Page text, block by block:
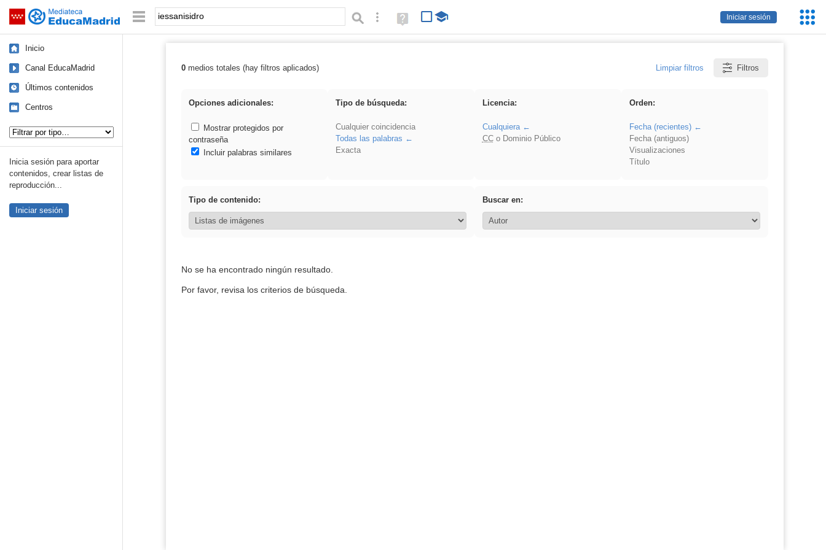
Saltar navegación
Iniciar sesión
Palabra o frase: Búsqueda avanzada
Ayuda
(en
Inicio
Canal EducaMadrid
Últimos contenidos
Centros
Inicia sesión para aportar
contenidos, crear listas de
reproducción...
Iniciar sesión
Resultados de: iessanisidro
0medios totales (hay filtros aplicados) Limpiar filtros Filtros
Opciones adicionales:
Mostrar protegidos por
contraseña
Incluir palabras similares
Tipo de búsqueda:
Cualquier coincidencia
Todas las palabras
Exacta
Licencia:
Cualquiera
CCo Dominio Público
Orden:
Fecha (recientes)
Fecha (antiguos)
Visualizaciones
Título
Tipo de contenido: Buscar en:
No se ha encontrado ningún resultado.
Por favor, revisa los criterios de búsqueda.